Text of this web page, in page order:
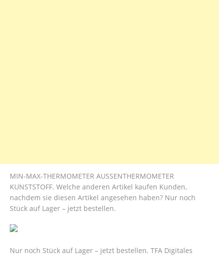
MIN-MAX-THERMOMETER AUSSENTHERMOMETER
KUNSTSTOFF. Welche anderen Artikel kaufen Kunden,
nachdem sie diesen Artikel angesehen haben? Nur noch
Stück auf Lager – jetzt bestellen.
Nur noch Stück auf Lager – jetzt bestellen. TFA Digitales